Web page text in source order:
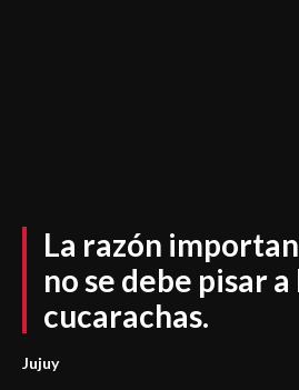
La razón
no se debe pisar a
cucarachas.
Jujuy